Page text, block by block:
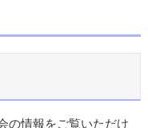
の情報をご覧いただけ